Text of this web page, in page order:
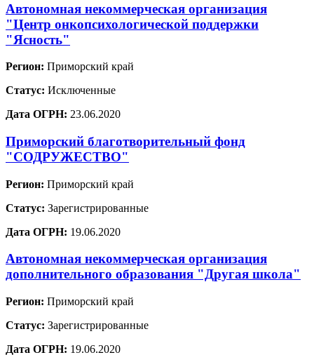
Автономная некоммерческая организация
"Центр онкопсихологической поддержки
"Ясность"
Регион: Приморский край
Статус: Исключенные
Дата ОГРН: 23.06.2020
Приморский благотворительный фонд
"СОДРУЖЕСТВО"
Регион: Приморский край
Статус: Зарегистрированные
Дата ОГРН: 19.06.2020
Автономная некоммерческая организация
дополнительного образования "Другая школа"
Регион: Приморский край
Статус: Зарегистрированные
Дата ОГРН: 19.06.2020